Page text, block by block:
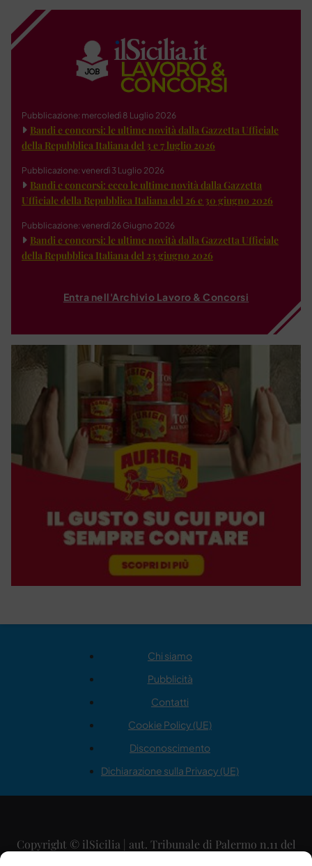
Pubblicazione: mercoledì 8 Luglio 2026
Bandi e concorsi: le ultime novità dalla Gazzetta Ufficiale
della Repubblica Italiana del 3 e 7 luglio 2026
Pubblicazione: venerdì 3 Luglio 2026
Bandi e concorsi: ecco le ultime novità dalla Gazzetta
Ufficiale della Repubblica Italiana del 26 e 30 giugno 2026
Pubblicazione: venerdì 26 Giugno 2026
Bandi e concorsi: le ultime novità dalla Gazzetta Ufficiale
della Repubblica Italiana del 23 giugno 2026
Entra nell'Archivio Lavoro & Concorsi
Chi siamo
Pubblicità
Contatti
Cookie Policy (UE)
Disconoscimento
Dichiarazione sulla Privacy (UE)
Copyright © ilSicilia | aut. Tribunale di Palermo n.11 del